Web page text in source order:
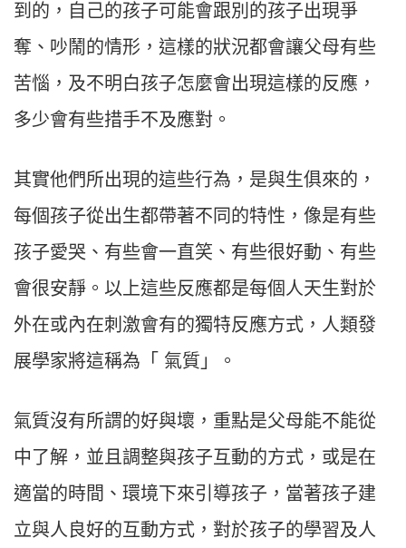
到的，自己的孩子可能會跟別的孩子出現爭
奪、吵鬧的情形，這樣的狀況都會讓父母有些
苦惱，及不明白孩子怎麼會出現這樣的反應，
多少會有些措手不及應對。
其實他們所出現的這些行為，是與生俱來的，
每個孩子從出生都帶著不同的特性，像是有些
孩子愛哭、有些會一直笑、有些很好動、有些
會很安靜。以上這些反應都是每個人天生對於
外在或內在刺激會有的獨特反應方式，人類發
展學家將這稱為「 氣質」。
氣質沒有所謂的好與壞，重點是父母能不能從
中了解，並且調整與孩子互動的方式，或是在
適當的時間、環境下來引導孩子，當著孩子建
立與人良好的互動方式，對於孩子的學習及人